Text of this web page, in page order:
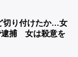
切り付けたか…女
逮捕 女は殺意を